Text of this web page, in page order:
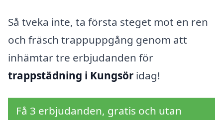
Så tveka inte, ta första steget mot en ren
och fräsch trappuppgång genom att
inhämtar tre erbjudanden för
trappstädning i Kungsör idag!
Få 3 erbjudanden, gratis och utan